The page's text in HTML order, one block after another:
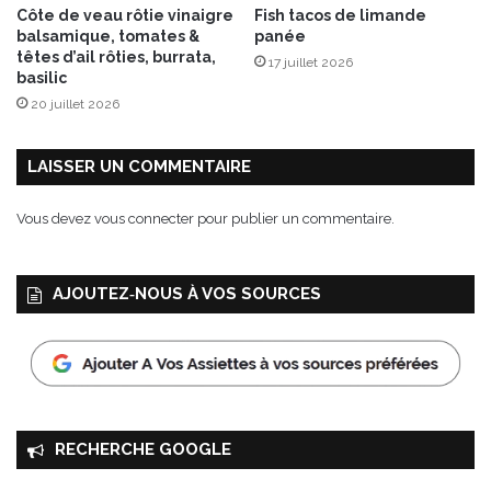
e
s
e
r
t
l
s
o
Côte de veau rôtie vinaigre
balsamique, tomates &
têtes d’ail rôties, burrata,
basilic
20 juillet 2026
Fish tacos de limande
panée
17 juillet 2026
LAISSER UN COMMENTAIRE
Vous devez vous connecter pour publier un commentaire.
AJOUTEZ‑NOUS À VOS SOURCES
RECHERCHE GOOGLE